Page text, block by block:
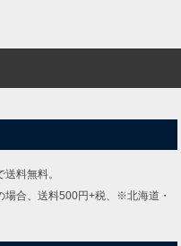
料無料。
場合、送料500円+税、※北海道・